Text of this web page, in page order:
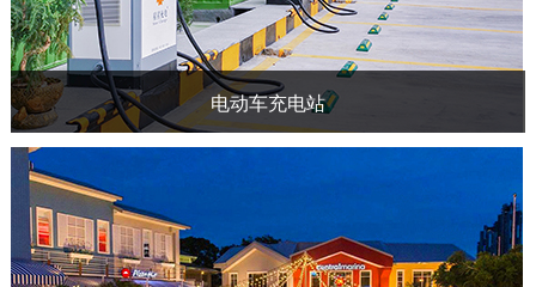
电动车充电站